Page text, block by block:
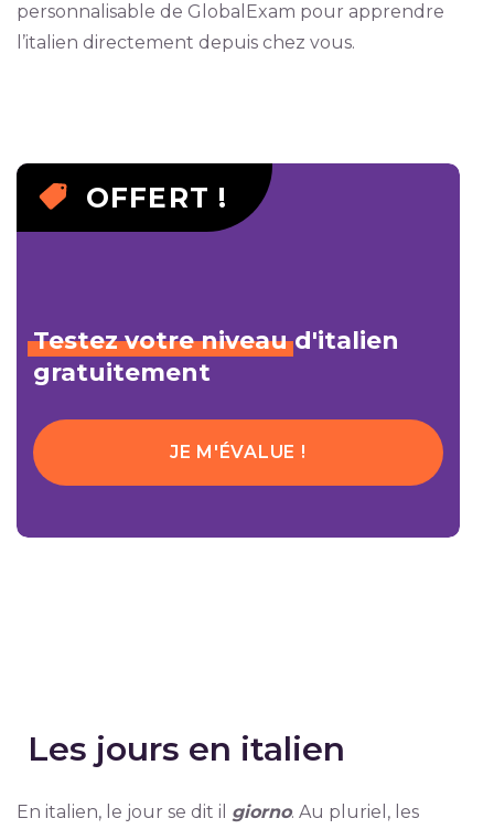
personnalisable de GlobalExam pour apprendre
l’italien directement depuis chez vous.
OFFERT !
Testez votre niveaud'italien
gratuitement
JE M'ÉVALUE !
Les jours en italien
En italien, le jour se dit il giorno. Au pluriel, les